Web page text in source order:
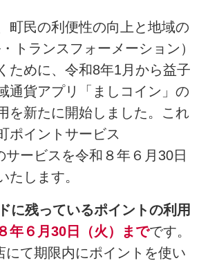
町民の利便性の向上と地域の
トランスフォーメーション）
ために、令和8年1月から益子
通貨アプリ「ましコイン」の
を新たに開始しました。これ
ポイントサービス
サービスを令和８年６月30日
たします。
に残っているポイントの利用
年６月30日（火）までです。
にて期限内にポイントを使い